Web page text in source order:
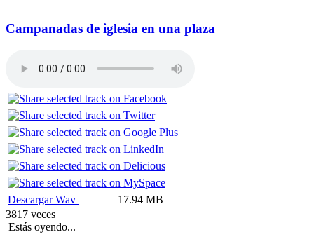
Campanadas de iglesia en una plaza
Descargar Wav
17.94 MB
3817 veces
Estás oyendo...